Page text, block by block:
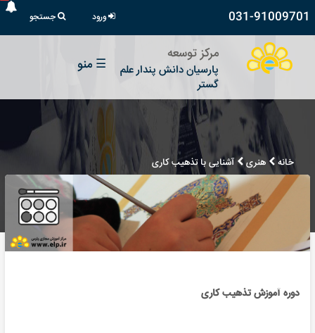
031-91009701 ورود جستجو
مرکز توسعه
پارسیان دانش پندار علم
گستر
☰ منو
خانه هنری آشنایی با تذهیب کاری
دوره آموزش تذهیب کاری